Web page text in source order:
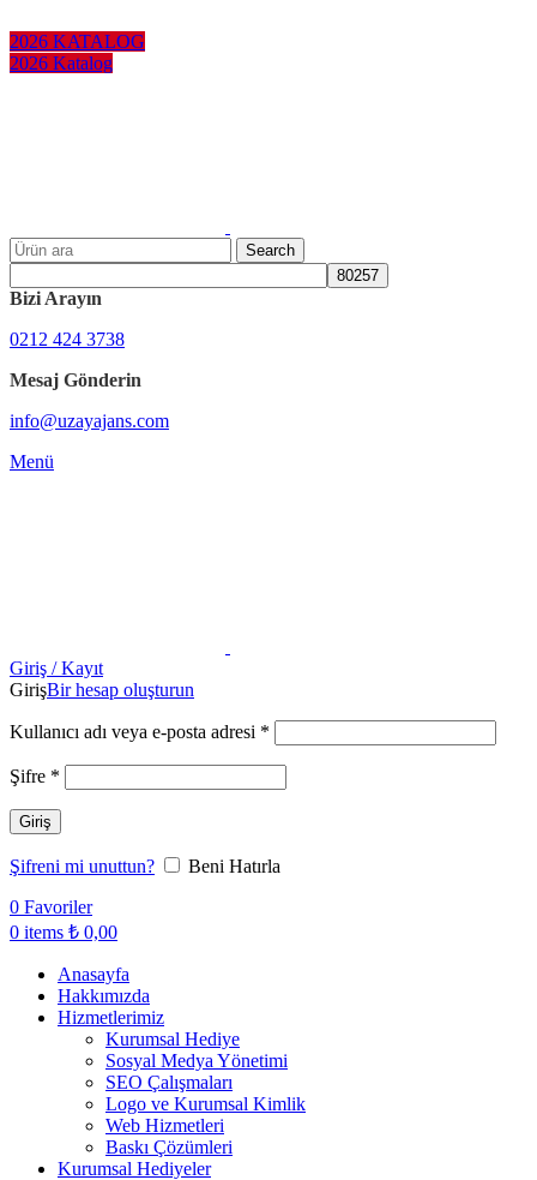
2026 KATALOG
2026 Katalog
Search
Bizi Arayın
0212 424 3738
Mesaj Gönderin
info@uzayajans.com
Menü
Giriş / Kayıt
GirişBir hesap oluşturun
Kullanıcı adı veya e-posta adresi *
Şifre *
Giriş
Şifreni mi unuttun?
Beni Hatırla
0 Favoriler
0 items ₺ 0,00
Anasayfa
Hakkımızda
Hizmetlerimiz
Kurumsal Hediye
Sosyal Medya Yönetimi
SEO Çalışmaları
Logo ve Kurumsal Kimlik
Web Hizmetleri
Baskı Çözümleri
Kurumsal Hediyeler